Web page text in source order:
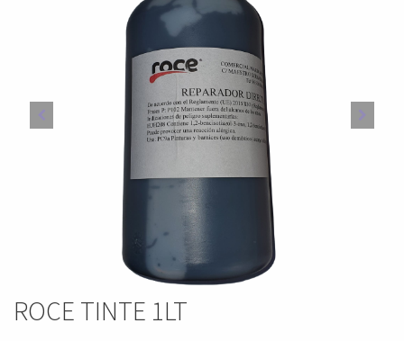
ROCE TINTE 1LT